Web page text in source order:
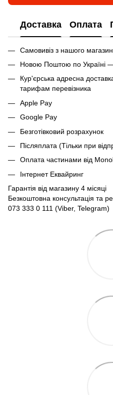
Доставка Оплата
Самовивіз з нашого
Новою Поштою по Україні
Кур'єрська адресна
тарифам перевізника
Apple Pay
Google Pay
Безготівковий розрахунок
Післяплата (Тільки при
Оплата частинами від
Інтернет Еквайринг
Гарантія від магазину 4 місяці
Безкоштовна консультація та
073 333 0 111 (Viber, Telegram)